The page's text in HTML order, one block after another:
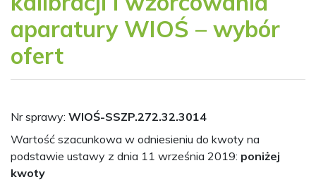
aparatury WIOŚ – wybór
ofert
Nr sprawy: WIOŚ-SSZP.272.32.3014
Wartość szacunkowa w odniesieniu do kwoty na
podstawie ustawy z dnia 11 września 2019: poniżej
kwoty